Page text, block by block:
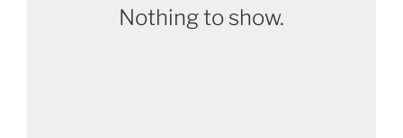
Nothing to show.